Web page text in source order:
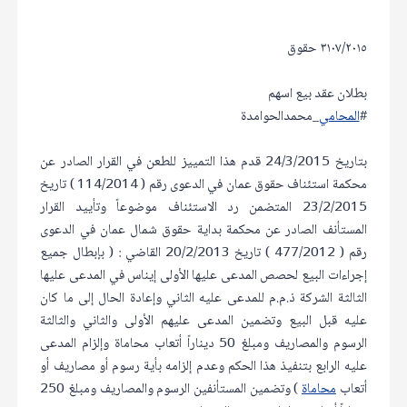
٣١٠٧/٢٠١٥ حقوق
بطلان عقد بيع اسهم
#المحامي_محمدالحوامدة
بتاريخ 24/3/2015 قدم هذا التمييز للطعن في القرار الصادر عن
محكمة استئناف حقوق عمان في الدعوى رقم ( 114/2014 ) تاريخ
23/2/2015 المتضمن رد الاستئناف موضوعاً وتأييد القرار
المستأنف الصادر عن محكمة بداية حقوق شمال عمان في الدعوى
رقم ( 477/2012 ) تاريخ 20/2/2013 القاضي : ( بإبطال جميع
إجراءات البيع لحصص المدعى عليها الأولى إيناس في المدعى عليها
الثالثة الشركة ذ.م.م للمدعى عليه الثاني وإعادة الحال إلى ما كان
عليه قبل البيع وتضمين المدعى عليهم الأولى والثاني والثالثة
الرسوم والمصاريف ومبلغ 50 ديناراً أتعاب محاماة وإلزام المدعى
عليه الرابع بتنفيذ هذا الحكم وعدم إلزامه بأية رسوم أو مصاريف أو
أتعابمحاماة
) وتضمين المستأنفين الرسوم والمصاريف ومبلغ 250